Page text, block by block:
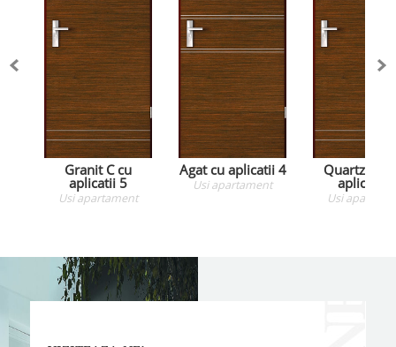
Granit C cu
aplicatii 5
Usi apartament
Agat cu aplicatii 4
Usi apartament
Quartz
aplicatii 5
Usi